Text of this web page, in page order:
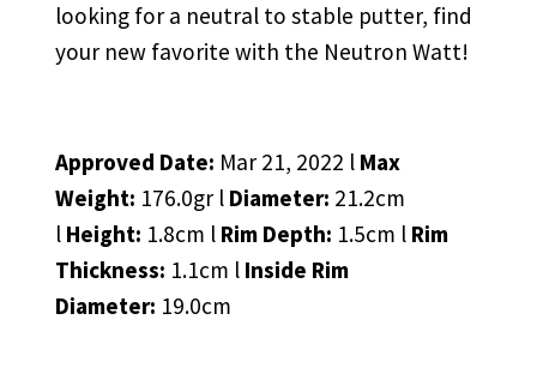
looking for a neutral to stable putter, find
your new favorite with the Neutron Watt!
Approved Date: Mar 21, 2022 l Max
Weight: 176.0gr l Diameter: 21.2cm
l Height: 1.8cm l Rim Depth: 1.5cm l Rim
Thickness: 1.1cm l Inside Rim
Diameter: 19.0cm